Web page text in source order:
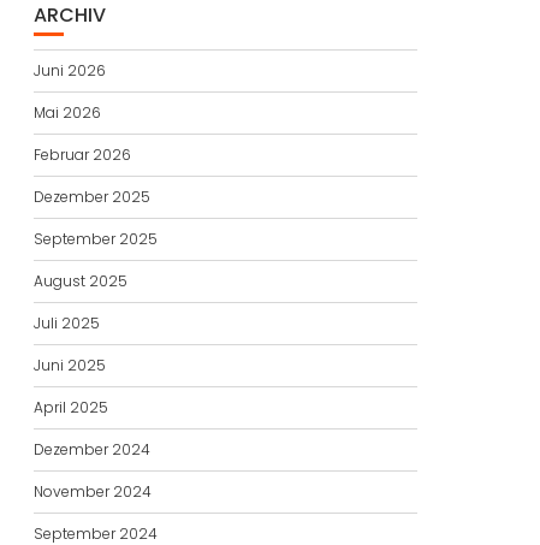
ARCHIV
Juni 2026
Mai 2026
Februar 2026
Dezember 2025
September 2025
August 2025
Juli 2025
Juni 2025
April 2025
Dezember 2024
November 2024
September 2024